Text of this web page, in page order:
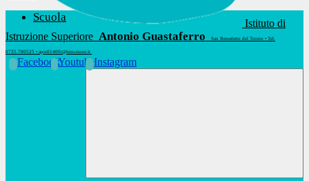
Istituto di
Istruzione Superiore Antonio Guastaferro San Benedetto del Tronto • Tel.
0735.780525 • apis01400t@istruzione.it
FacebookYoutubeInstagram
Scuola